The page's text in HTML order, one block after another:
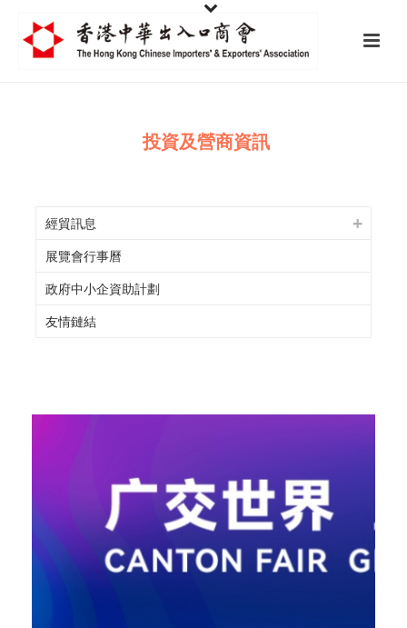
投資及營商資訊
經貿訊息
展覽會行事曆
政府中小企資助計劃
友情鏈結